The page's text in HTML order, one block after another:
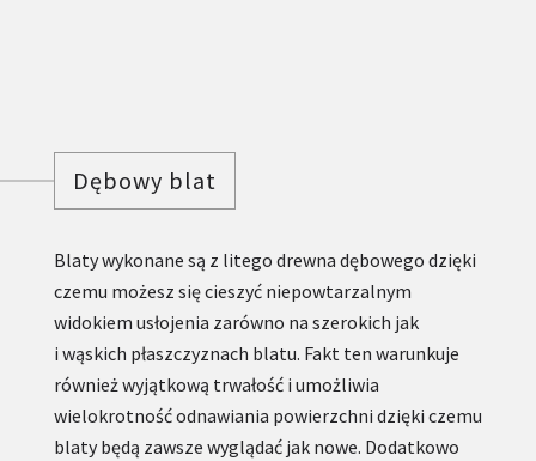
Dębowy blat
Blaty wykonane są z litego drewna dębowego dzięki
czemu możesz się cieszyć niepowtarzalnym
widokiem usłojenia zarówno na szerokich jak
i wąskich płaszczyznach blatu. Fakt ten warunkuje
również wyjątkową trwałość i umożliwia
wielokrotność odnawiania powierzchni dzięki czemu
blaty będą zawsze wyglądać jak nowe. Dodatkowo